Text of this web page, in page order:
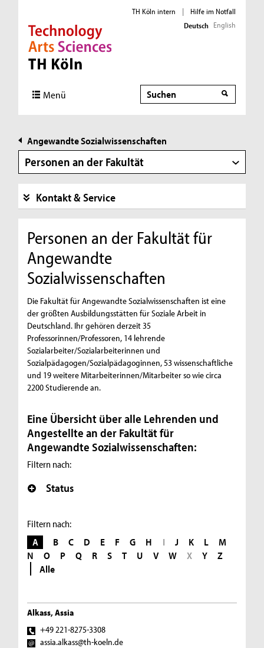
Direkt zur Hauptnavigation
Direkt zur Subnavigation
Direkt zum Inhalt
Direkt zum Fußbereich
TH Köln intern |
Hilfe im Notfall
Deutsch English
Menü Suche
Suche
Angewandte Sozialwissenschaften
Personen an der Fakultät
Kontakt & Service
Personen an der Fakultät für
Angewandte
Sozialwissenschaften
Die Fakultät für Angewandte Sozialwissenschaften ist eine
der größten Ausbildungsstätten für Soziale Arbeit in
Deutschland. Ihr gehören derzeit 35
Professorinnen/Professoren, 14 lehrende
Sozialarbeiter/Sozialarbeiterinnen und
Sozialpädagogen/Sozialpädagoginnen, 53 wissenschaftliche
und 19 weitere Mitarbeiterinnen/Mitarbeiter so wie circa
2200 Studierende an.
Eine Übersicht über alle Lehrenden und
Angestellte an der Fakultät für
Angewandte Sozialwissenschaften:
Filtern nach:
Status
Filtern nach:
A B C D E F G H I J K L
M
N
O P Q R S T U V W X Y
Z
Alle
Alkass, Assia
+49 221-8275-3308
assia.alkass@th-koeln.de